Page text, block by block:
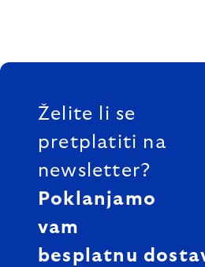
FOOTER
Želite li se
pretplatiti na
newsletter?
Poklanjamo
vam
besplatnu